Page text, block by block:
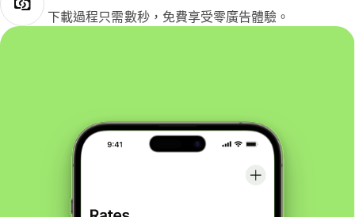
下載過程只需數秒，免費享受零廣告體驗。